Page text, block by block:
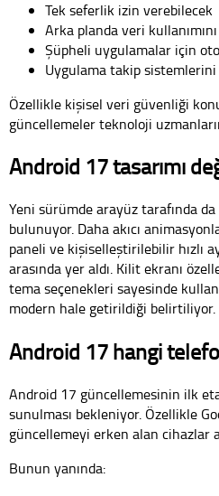
Tek seferlik izin verebilecek
Arka planda veri
Şüpheli uygulamalar için
Uygulama takip
Özellikle kişisel veri güvenliği
güncellemeler teknoloji
Android 17 tasarımı
Yeni sürümde arayüz tarafında
bulunuyor. Daha akıcı
paneli ve kişiselleştirilebilir hızlı
arasında yer aldı. Kilit ekranı
tema seçenekleri sayesinde
modern hale getirildiği belirtiliyor.
Android 17 hangi
Android 17 güncellemesinin ilk
sunulması bekleniyor. Özellikle
güncellemeyi erken alan cihazlar
Bunun yanında: